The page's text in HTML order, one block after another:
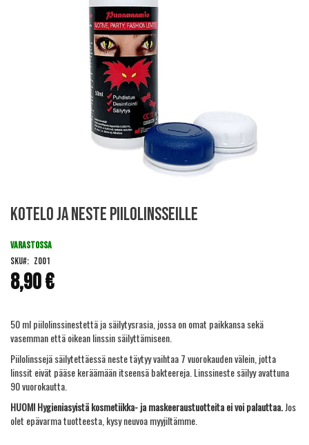
to
beginning
the
images
gallery
Kotelo ja neste piilolinsseille
8,90 €
VARASTOSSA
SKU
ZO01
50 ml piilolinssinestettä ja säilytysrasia, jossa on omat paikkansa sekä
vasemman että oikean linssin säilyttämiseen.
Piilolinssejä säilytettäessä neste täytyy vaihtaa 7 vuorokauden välein, jotta
linssit eivät pääse keräämään itseensä bakteereja. Linssineste säilyy avattuna
90 vuorokautta.
HUOM! Hygieniasyistä kosmetiikka- ja maskeeraustuotteita ei voi palauttaa.Jos
olet epävarma tuotteesta, kysy neuvoa myyjiltämme.